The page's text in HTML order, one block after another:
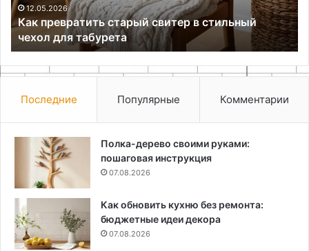
для
табурета
12.05.2026
Как превратить старый свитер в стильный
чехол для табурета
Последние Популярные Комментарии
Полка-дерево своими руками:
пошаговая инструкция
07.08.2026
Как обновить кухню без ремонта:
бюджетные идеи декора
07.08.2026